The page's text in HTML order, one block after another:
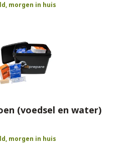
morgen in huis
(voedsel en water)
morgen in huis